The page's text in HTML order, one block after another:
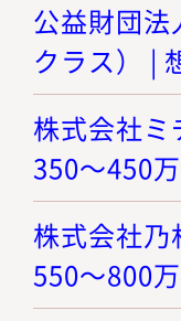
公益財団
クラス） |
株式会社
350～450
株式会社
550～800